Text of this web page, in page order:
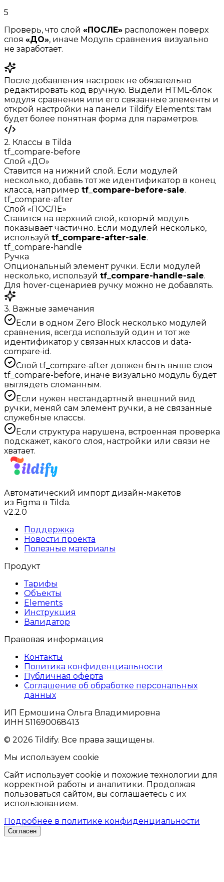
5
Проверь, что слой «ПОСЛЕ» расположен поверх
слоя «ДО», иначе Модуль сравнения визуально
не заработает.
После добавления настроек не обязательно
редактировать код вручную. Выдели HTML-блок
модуля сравнения или его связанные элементы и
открой настройки на панели Tildify Elements: там
будет более понятная форма для параметров.
2. Классы в Tilda
tf_compare-before
Слой «ДО»
Ставится на нижний слой. Если модулей
несколько, добавь тот же идентификатор в конец
класса, например tf_compare-before-sale.
tf_compare-after
Слой «ПОСЛЕ»
Ставится на верхний слой, который модуль
показывает частично. Если модулей несколько,
используй tf_compare-after-sale.
tf_compare-handle
Ручка
Опциональный элемент ручки. Если модулей
несколько, используй tf_compare-handle-sale.
Для hover-сценариев ручку можно не добавлять.
3. Важные замечания
Если в одном Zero Block несколько модулей
сравнения, всегда используй один и тот же
идентификатор у связанных классов и data-
compare-id .
Слой tf_compare-after должен быть выше слоя
tf_compare-before, иначе визуально модуль будет
выглядеть сломанным.
Если нужен нестандартный внешний вид
ручки, меняй сам элемент ручки, а не связанные
служебные классы.
Если структура нарушена, встроенная проверка
подскажет, какого слоя, настройки или связи не
хватает.
Автоматический импорт дизайн-макетов
из Figma в Tilda.
v2.2.0
Поддержка
Новости проекта
Полезные материалы
Продукт
Тарифы
Объекты
Elements
Инструкция
Валидатор
Правовая информация
Контакты
Политика конфиденциальности
Публичная оферта
Соглашение об обработке персональных
данных
ИП Ермошина Ольга Владимировна
ИНН 511690068413
© 2026 Tildify. Все права защищены.
Мы используем cookie
Сайт использует cookie и похожие технологии для
корректной работы и аналитики. Продолжая
пользоваться сайтом, вы соглашаетесь с их
использованием.
Подробнее в политике конфиденциальности
Согласен